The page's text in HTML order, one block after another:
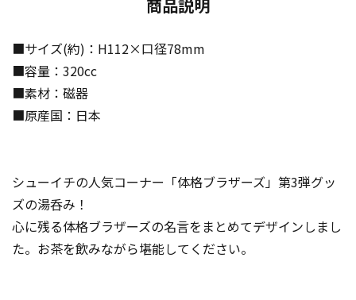
商品説明
■サイズ(約)：H112×口径78mm
■容量：320cc
■素材：磁器
■原産国：日本
シューイチの人気コーナー「体格ブラザーズ」第3弾グッ
ズの湯呑み！
心に残る体格ブラザーズの名言をまとめてデザインしまし
た。お茶を飲みながら堪能してください。